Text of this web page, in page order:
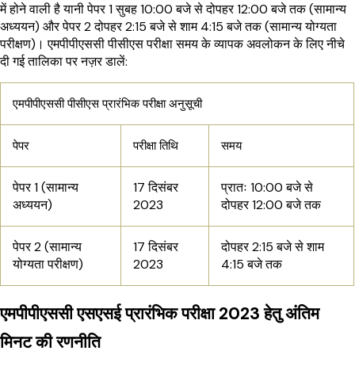
में होने वाली है यानी पेपर 1 सुबह 10:00 बजे से दोपहर 12:00 बजे तक (सामान्य
अध्ययन) और पेपर 2 दोपहर 2:15 बजे से शाम 4:15 बजे तक (सामान्य योग्यता
परीक्षण)। एमपीपीएससी पीसीएस परीक्षा समय के व्यापक अवलोकन के लिए नीचे
दी गई तालिका पर नज़र डालें:
एमपीपीएससी पीसीएस प्रारंभिक परीक्षा अनुसूची
पेपर परीक्षा तिथि समय
पेपर 1 (सामान्य
अध्ययन)
17 दिसंबर
2023
प्रातः 10:00 बजे से
दोपहर 12:00 बजे तक
पेपर 2 (सामान्य
योग्यता परीक्षण)
17 दिसंबर
2023
दोपहर 2:15 बजे से शाम
4:15 बजे तक
एमपीपीएससी एसएसई प्रारंभिक परीक्षा 2023 हेतु अंतिम
मिनट की रणनीति